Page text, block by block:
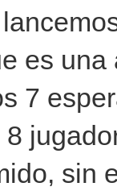
es
7
sin